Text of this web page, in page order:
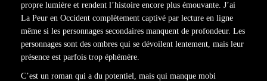
propre lumière et rendent l’histoire encore plus émouvante. J’ai
La Peur en Occident complètement captivé par lecture en ligne
même si les personnages secondaires manquent de profondeur. Les
personnages sont des ombres qui se dévoilent lentement, mais leur
présence est parfois trop éphémère.
C’est un roman qui a du potentiel, mais qui manque mobi